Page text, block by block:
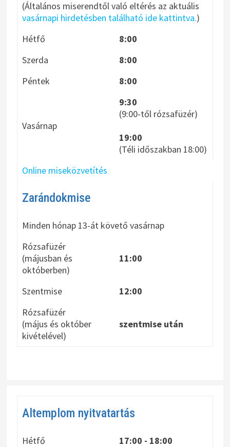
(Általános miserendtől való eltérés az aktuális
vasárnapi hirdetésben található ide kattintva.)
Hétfő
8:00
Szerda
8:00
Péntek
8:00
Vasárnap
9:30
(9:00-től rózsafüzér)
19:00
(Téli időszakban 18:00)
Online miseközvetítés
Zarándokmise
Minden hónap 13-át követő vasárnap
Rózsafüzér
(májusban és
októberben)
11:00
Szentmise
12:00
Rózsafüzér
(május és október
kivételével)
szentmise után
Altemplom nyitvatartás
Hétfő
17:00 - 18:00